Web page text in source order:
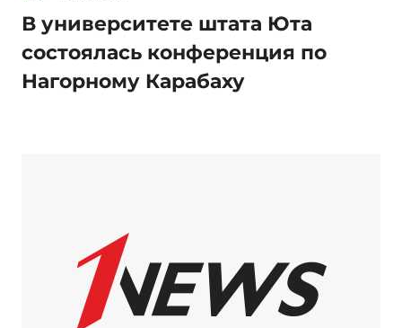
В университете штата Юта
состоялась конференция по
Нагорному Карабаху